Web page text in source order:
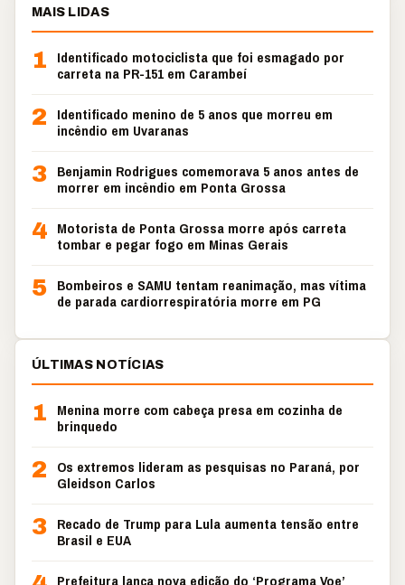
MAIS LIDAS
1
Identificado motociclista que foi esmagado por
carreta na PR-151 em Carambeí
2
Identificado menino de 5 anos que morreu em
incêndio em Uvaranas
3 Benjamin Rodrigues comemorava 5 anos antes de
morrer em incêndio em Ponta Grossa
4 Motorista de Ponta Grossa morre após carreta
tombar e pegar fogo em Minas Gerais
5 Bombeiros e SAMU tentam reanimação, mas vítima
de parada cardiorrespiratória morre em PG
ÚLTIMAS NOTÍCIAS
1
Menina morre com cabeça presa em cozinha de
brinquedo
2
Os extremos lideram as pesquisas no Paraná, por
Gleidson Carlos
3 Recado de Trump para Lula aumenta tensão entre
Brasil e EUA
Prefeitura lança nova edição do ‘Programa Voe’